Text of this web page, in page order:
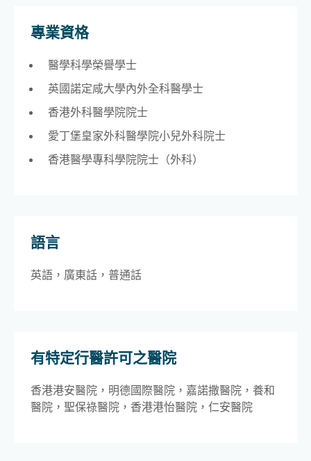
專業資格
醫學科學榮譽學士
英國諾定咸大學內外全科醫學士
香港外科醫學院院士
愛丁堡皇家外科醫學院小兒外科院士
香港醫學專科學院院士（外科）
語言
英語，廣東話，普通話
有特定行醫許可之醫院
香港港安醫院，明德國際醫院，嘉諾撒醫院，養和
醫院，聖保祿醫院，香港港怡醫院，仁安醫院